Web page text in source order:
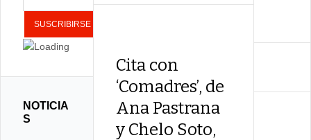
Cita con
‘Comadres’, de
Ana Pastrana
y Chelo Soto,
NOTICIA
S